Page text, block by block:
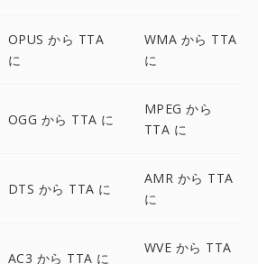
OPUS から TTA
に
WMA から TTA
に
OGG から TTA に
MPEG から
TTA に
DTS から TTA に
AMR から TTA
に
AC3 から TTA に
WVE から TTA